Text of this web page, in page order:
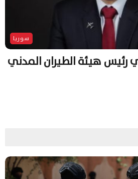
سوريا
هيئة الطيران المدني